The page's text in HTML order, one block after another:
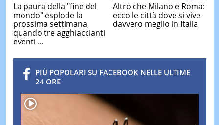
La paura della "fine del
mondo" esplode la
prossima settimana,
quando tre agghiaccianti
eventi ...
Altro che Milano e Roma:
ecco le città dove si vive
davvero meglio in Italia
PIÙ POPOLARI SU FACEBOOK NELLE ULTIME
24 ORE